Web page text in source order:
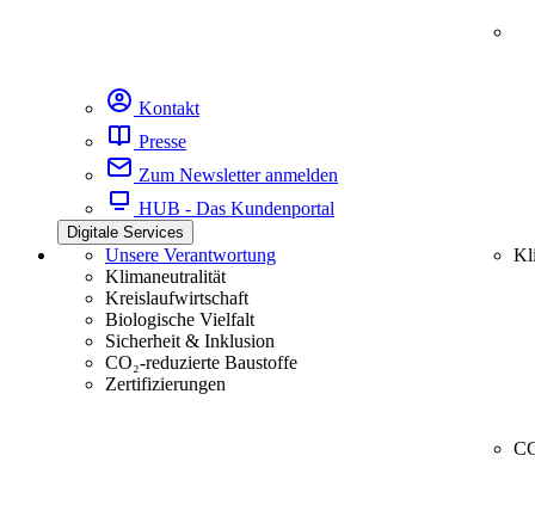
Kontakt
Presse
Zum Newsletter anmelden
HUB - Das Kundenportal
Digitale Services
Unsere Verantwortung
Klimaneutralität
Kreislaufwirtschaft
Biologische Vielfalt
Sicherheit & Inklusion
CO₂-reduzierte Baustoffe
Zertifizierungen